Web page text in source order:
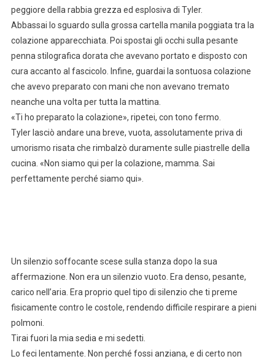
peggiore della rabbia grezza ed esplosiva di Tyler.
Abbassai lo sguardo sulla grossa cartella manila poggiata tra la
colazione apparecchiata. Poi spostai gli occhi sulla pesante
penna stilografica dorata che avevano portato e disposto con
cura accanto al fascicolo. Infine, guardai la sontuosa colazione
che avevo preparato con mani che non avevano tremato
neanche una volta per tutta la mattina.
«Ti ho preparato la colazione», ripetei, con tono fermo.
Tyler lasciò andare una breve, vuota, assolutamente priva di
umorismo risata che rimbalzò duramente sulle piastrelle della
cucina. «Non siamo qui per la colazione, mamma. Sai
perfettamente perché siamo qui».
Un silenzio soffocante scese sulla stanza dopo la sua
affermazione. Non era un silenzio vuoto. Era denso, pesante,
carico nell’aria. Era proprio quel tipo di silenzio che ti preme
fisicamente contro le costole, rendendo difficile respirare a pieni
polmoni.
Tirai fuori la mia sedia e mi sedetti.
Lo feci lentamente. Non perché fossi anziana, e di certo non